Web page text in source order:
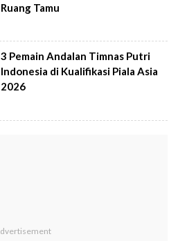
Ruang Tamu
3 Pemain Andalan Timnas Putri
Indonesia di Kualifikasi Piala Asia
2026